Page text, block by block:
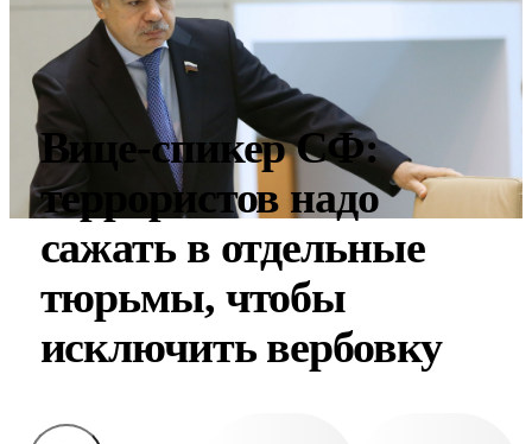
Вице-спикер СФ:
террористов надо
сажать в отдельные
тюрьмы, чтобы
исключить вербовку